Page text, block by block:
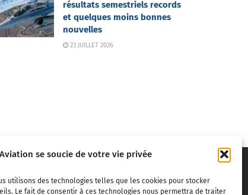
se soucie de votre vie privée
utilisons des technologies telles que les cookies pour stocker
Le fait de consentir à ces technologies nous permettra de traiter
résultats semestriels records
et quelques moins bonnes
nouvelles
23 JUILLET 2026